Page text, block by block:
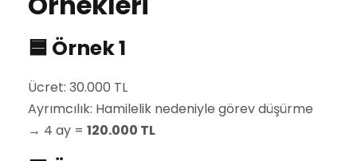
🟦 Örnek 1
Ücret: 30.000 TL
Ayrımcılık: Hamilelik nedeniyle görev düşürme
→ 4 ay = 120.000 TL